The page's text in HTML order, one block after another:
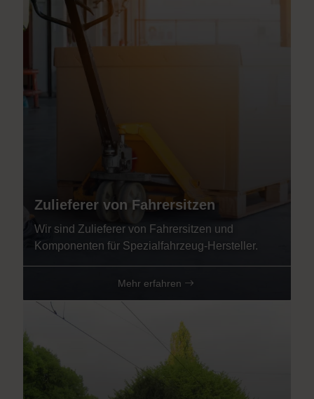
Zulieferer von Fahrersitzen
Wir sind Zulieferer von Fahrersitzen und
Komponenten für Spezialfahrzeug-Hersteller.
Mehr erfahren